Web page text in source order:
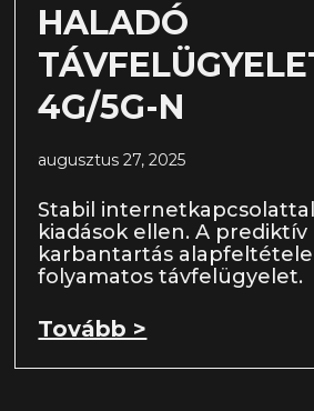
HALADÓ
4G/5G-N
augusztus 27, 2025
Stabil
kiadások ellen. A prediktív
karbantartás alapfeltétele
folyamatos távfelügyelet.
Tovább >